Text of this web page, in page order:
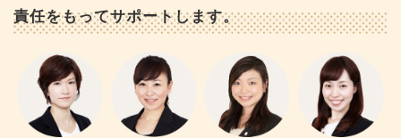
責任をもってサポートします。